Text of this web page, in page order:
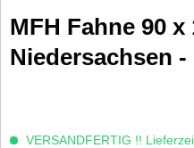
MFH Fahne 90 x
Niedersachsen
VERSANDFERTIG !!